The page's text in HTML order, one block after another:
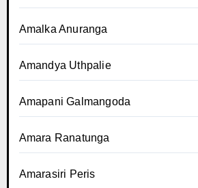
Amalka Anuranga
Amandya Uthpalie
Amapani Galmangoda
Amara Ranatunga
Amarasiri Peris